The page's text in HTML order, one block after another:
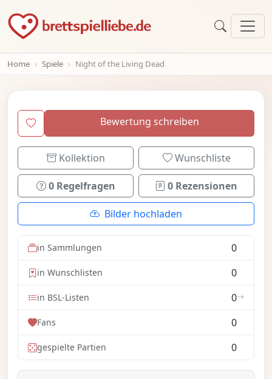
Home Spiele Night of the Living Dead
Bewertung schreiben
Kollektion Wunschliste
0 Regelfragen 0 Rezensionen
Bilder hochladen
in Sammlungen 0
in Wunschlisten 0
in BSL-Listen 0
Fans 0
gespielte Partien 0